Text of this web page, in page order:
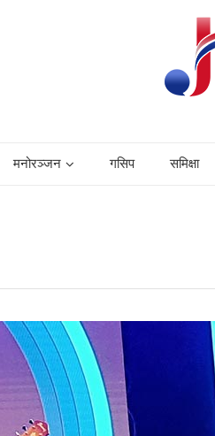
मनोरञ्जन गसिप समिक्षा